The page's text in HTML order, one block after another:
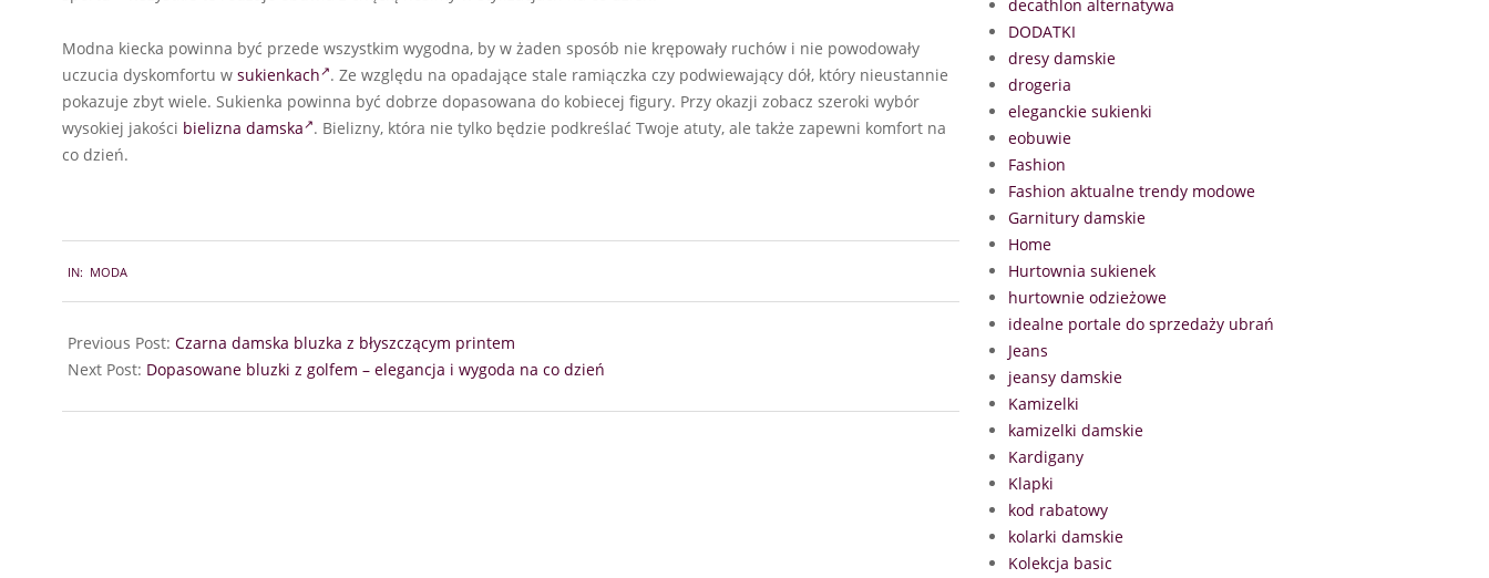
Modna kiecka powinna być przede wszystkim wygodna, by w żaden sposób nie krępowały ruchów i nie powodowały
uczucia dyskomfortu w sukienkach . Ze względu na opadające stale ramiączka czy podwiewający dół, który nieustannie
pokazuje zbyt wiele. Sukienka powinna być dobrze dopasowana do kobiecej figury. Przy okazji zobacz szeroki wybór
wysokiej jakości bielizna damska . Bielizny, która nie tylko będzie podkreślać Twoje atuty, ale także zapewni komfort na
co dzień.
06-
14
IN: MODA
Previous Post: Czarna damska bluzka z błyszczącym printem
Next Post: Dopasowane bluzki z golfem – elegancja i wygoda na co dzień
decathlon alternatywa
DODATKI
dresy damskie
drogeria
eleganckie sukienki
eobuwie
Fashion
Fashion aktualne trendy modowe
Garnitury damskie
Home
Hurtownia sukienek
hurtownie odzieżowe
idealne portale do sprzedaży ubrań
Jeans
jeansy damskie
Kamizelki
kamizelki damskie
Kardigany
Klapki
kod rabatowy
kolarki damskie
Kolekcja basic